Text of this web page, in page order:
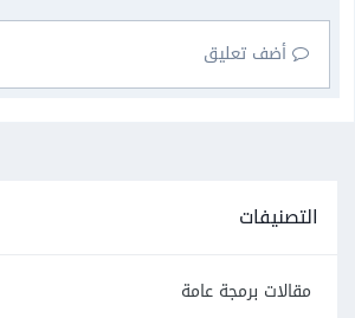
أضف تعليق
التصنيفات
مقالات برمجة عامة